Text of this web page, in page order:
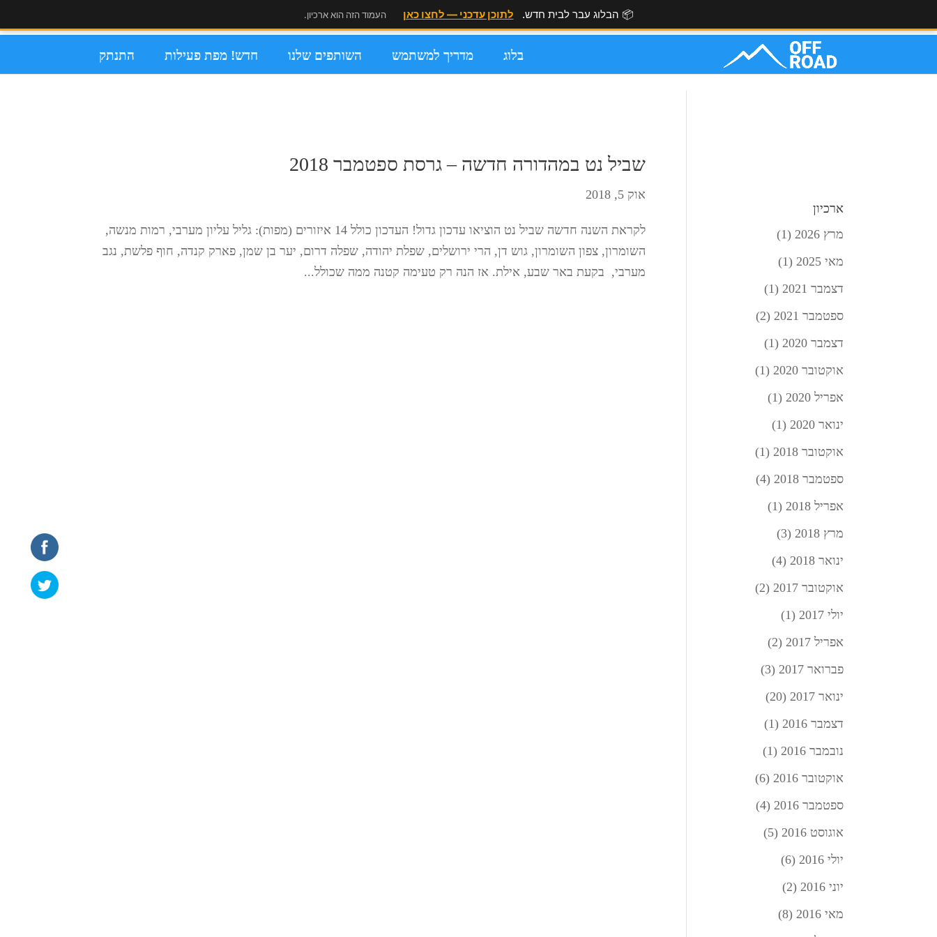
📦 הבלוג עבר לבית חדש. לתוכן עדכני — לחצו כאן העמוד הזה הוא ארכיון.
בלוג מדריך למשתמש השותפים שלנו חדש! מפת פעילות התנתק
שביל נט במהדורה חדשה – גרסת ספטמבר 2018
אוק 5, 2018
לקראת השנה חדשה שביל נט הוציאו עדכון גדול! העדכון כולל 14 איזורים (מפות): גליל עליון מערבי, רמות מנשה,
השומרון, צפון השומרון, גוש דן, הרי ירושלים, שפלת יהודה, שפלה דרום, יער בן שמן, פארק קנדה, חוף פלשת, נגב
מערבי, בקעת באר שבע, אילת. אז הנה רק טעימה קטנה ממה שכולל...
ארכיון
מרץ 2026
(1)
מאי 2025
(1)
דצמבר 2021
(1)
ספטמבר 2021
(2)
דצמבר 2020
(1)
אוקטובר 2020
(1)
אפריל 2020
(1)
ינואר 2020
(1)
אוקטובר 2018
(1)
ספטמבר 2018
(4)
אפריל 2018
(1)
מרץ 2018
(3)
ינואר 2018
(4)
אוקטובר 2017
(2)
יולי 2017
(1)
אפריל 2017
(2)
פברואר 2017
(3)
ינואר 2017
(20)
דצמבר 2016
(1)
נובמבר 2016
(1)
אוקטובר 2016
(6)
ספטמבר 2016
(4)
אוגוסט 2016
(5)
יולי 2016
(6)
יוני 2016
(2)
מאי 2016
(8)